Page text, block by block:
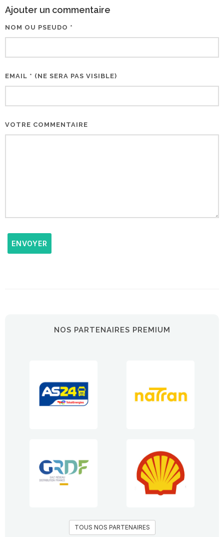
Ajouter un commentaire
NOM OU PSEUDO *
EMAIL * (NE SERA PAS VISIBLE)
VOTRE COMMENTAIRE
ENVOYER
NOS PARTENAIRES PREMIUM
TOUS NOS PARTENAIRES